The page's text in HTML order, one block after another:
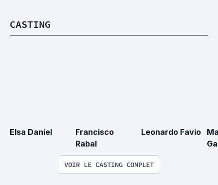
CASTING
Elsa Daniel
Francisco
Rabal
Leonardo Favio
VOIR LE CASTING COMPLET